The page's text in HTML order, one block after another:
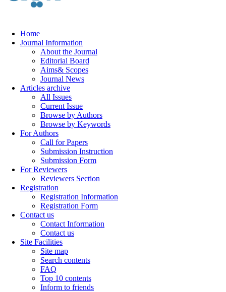
Home
Journal Information
About the Journal
Editorial Board
Aims& Scopes
Journal News
Articles archive
All Issues
Current Issue
Browse by Authors
Browse by Keywords
For Authors
Call for Papers
Submission Instruction
Submission Form
For Reviewers
Reviewers Section
Registration
Registration Information
Registration Form
Contact us
Contact Information
Contact us
Site Facilities
Site map
Search contents
FAQ
Top 10 contents
Inform to friends